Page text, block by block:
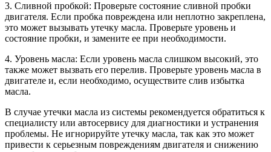
3. Сливной пробкой: Проверьте состояние сливной пробки
двигателя. Если пробка повреждена или неплотно закреплена,
это может вызывать утечку масла. Проверьте уровень и
состояние пробки, и замените ее при необходимости.
4. Уровень масла: Если уровень масла слишком высокий, это
также может вызвать его перелив. Проверьте уровень масла в
двигателе и, если необходимо, осуществите слив избытка
масла.
В случае утечки масла из системы рекомендуется обратиться к
специалисту или автосервису для диагностики и устранения
проблемы. Не игнорируйте утечку масла, так как это может
привести к серьезным повреждениям двигателя и снижению